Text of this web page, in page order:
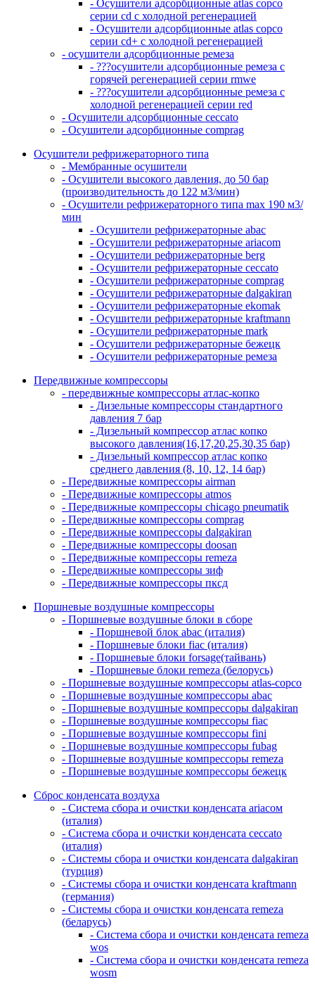
- Осушители адсорбционные atlas copco
серии cd с холодной регенерацией
- Осушители адсорбционные atlas copco
серии cd+ с холодной регенерацией
- осушители адсорбционные ремеза
- ???осушители адсорбционные ремеза с
горячей регенерацией серии rmwe
- ???осушители адсорбционные ремеза с
холодной регенерацией серии red
- Осушители адсорбционные ceccato
- Осушители адсорбционные comprag
Осушители рефрижераторного типа
- Мембранные осушители
- Осушители высокого давления, до 50 бар
(производительность до 122 м3/мин)
- Осушители рефрижераторного типа max 190 м3/
мин
- Осушители рефрижераторные abac
- Осушители рефрижераторные ariacom
- Осушители рефрижераторные berg
- Осушители рефрижераторные ceccato
- Осушители рефрижераторные comprag
- Осушители рефрижераторные dalgakiran
- Осушители рефрижераторные ekomak
- Осушители рефрижераторные kraftmann
- Осушители рефрижераторные mark
- Осушители рефрижераторные бежецк
- Осушители рефрижераторные ремеза
Передвижные компрессоры
- передвижные компрессоры атлас-копко
- Дизельные компрессоры стандартного
давления 7 бар
- Дизельный компрессор атлас копко
высокого давления(16,17,20,25,30,35 бар)
- Дизельный компрессор атлас копко
среднего давления (8, 10, 12, 14 бар)
- Передвижные компрессоры airman
- Передвижные компрессоры atmos
- Передвижные компрессоры chicago pneumatik
- Передвижные компрессоры comprag
- Передвижные компрессоры dalgakiran
- Передвижные компрессоры doosan
- Передвижные компрессоры remeza
- Передвижные компрессоры зиф
- Передвижные компрессоры пксд
Поршневые воздушные компрессоры
- Поршневые воздушные блоки в сборе
- Поршневой блок abac (италия)
- Поршневые блоки fiac (италия)
- Поршневые блоки forsage(тайвань)
- Поршневые блоки remeza (белорусь)
- Поршневые воздушные компрессоры atlas-copco
- Поршневые воздушные компрессоры abac
- Поршневые воздушные компрессоры dalgakiran
- Поршневые воздушные компрессоры fiac
- Поршневые воздушные компрессоры fini
- Поршневые воздушные компрессоры fubag
- Поршневые воздушные компрессоры remeza
- Поршневые воздушные компрессоры бежецк
Сброс конденсата воздуха
- Система сбора и очистки конденсата ariacом
(италия)
- Система сбора и очистки конденсата ceccato
(италия)
- Системы сбора и очистки конденсата dalgakiran
(турция)
- Системы сбора и очистки конденсата kraftmann
(германия)
- Системы сбора и очистки конденсата remeza
(беларусь)
- Система сбора и очистки конденсата remeza
wos
- Система сбора и очистки конденсата remeza
wosm